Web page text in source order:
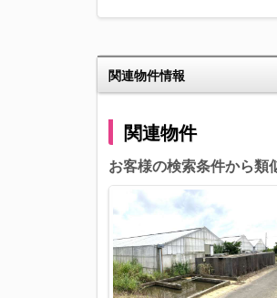
関連物件情報
関連物件
お客様の検索条件から類